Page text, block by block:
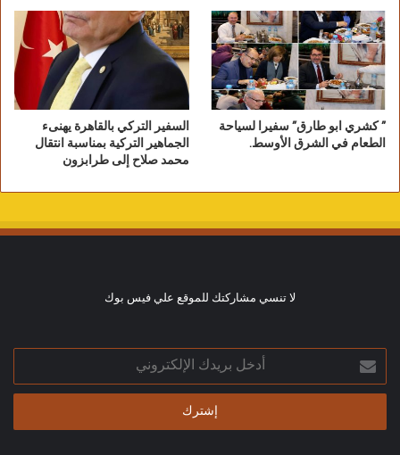
” كشري ابو طارق” سفيرا لسياحة
الطعام في الشرق الأوسط.
السفير التركي بالقاهرة يهنىء
الجماهير التركية بمناسبة انتقال
محمد صلاح إلى طرابزون
لا تنسي مشاركتك للموقع علي فيس بوك
أدخل
بريدك
الإلكتروني